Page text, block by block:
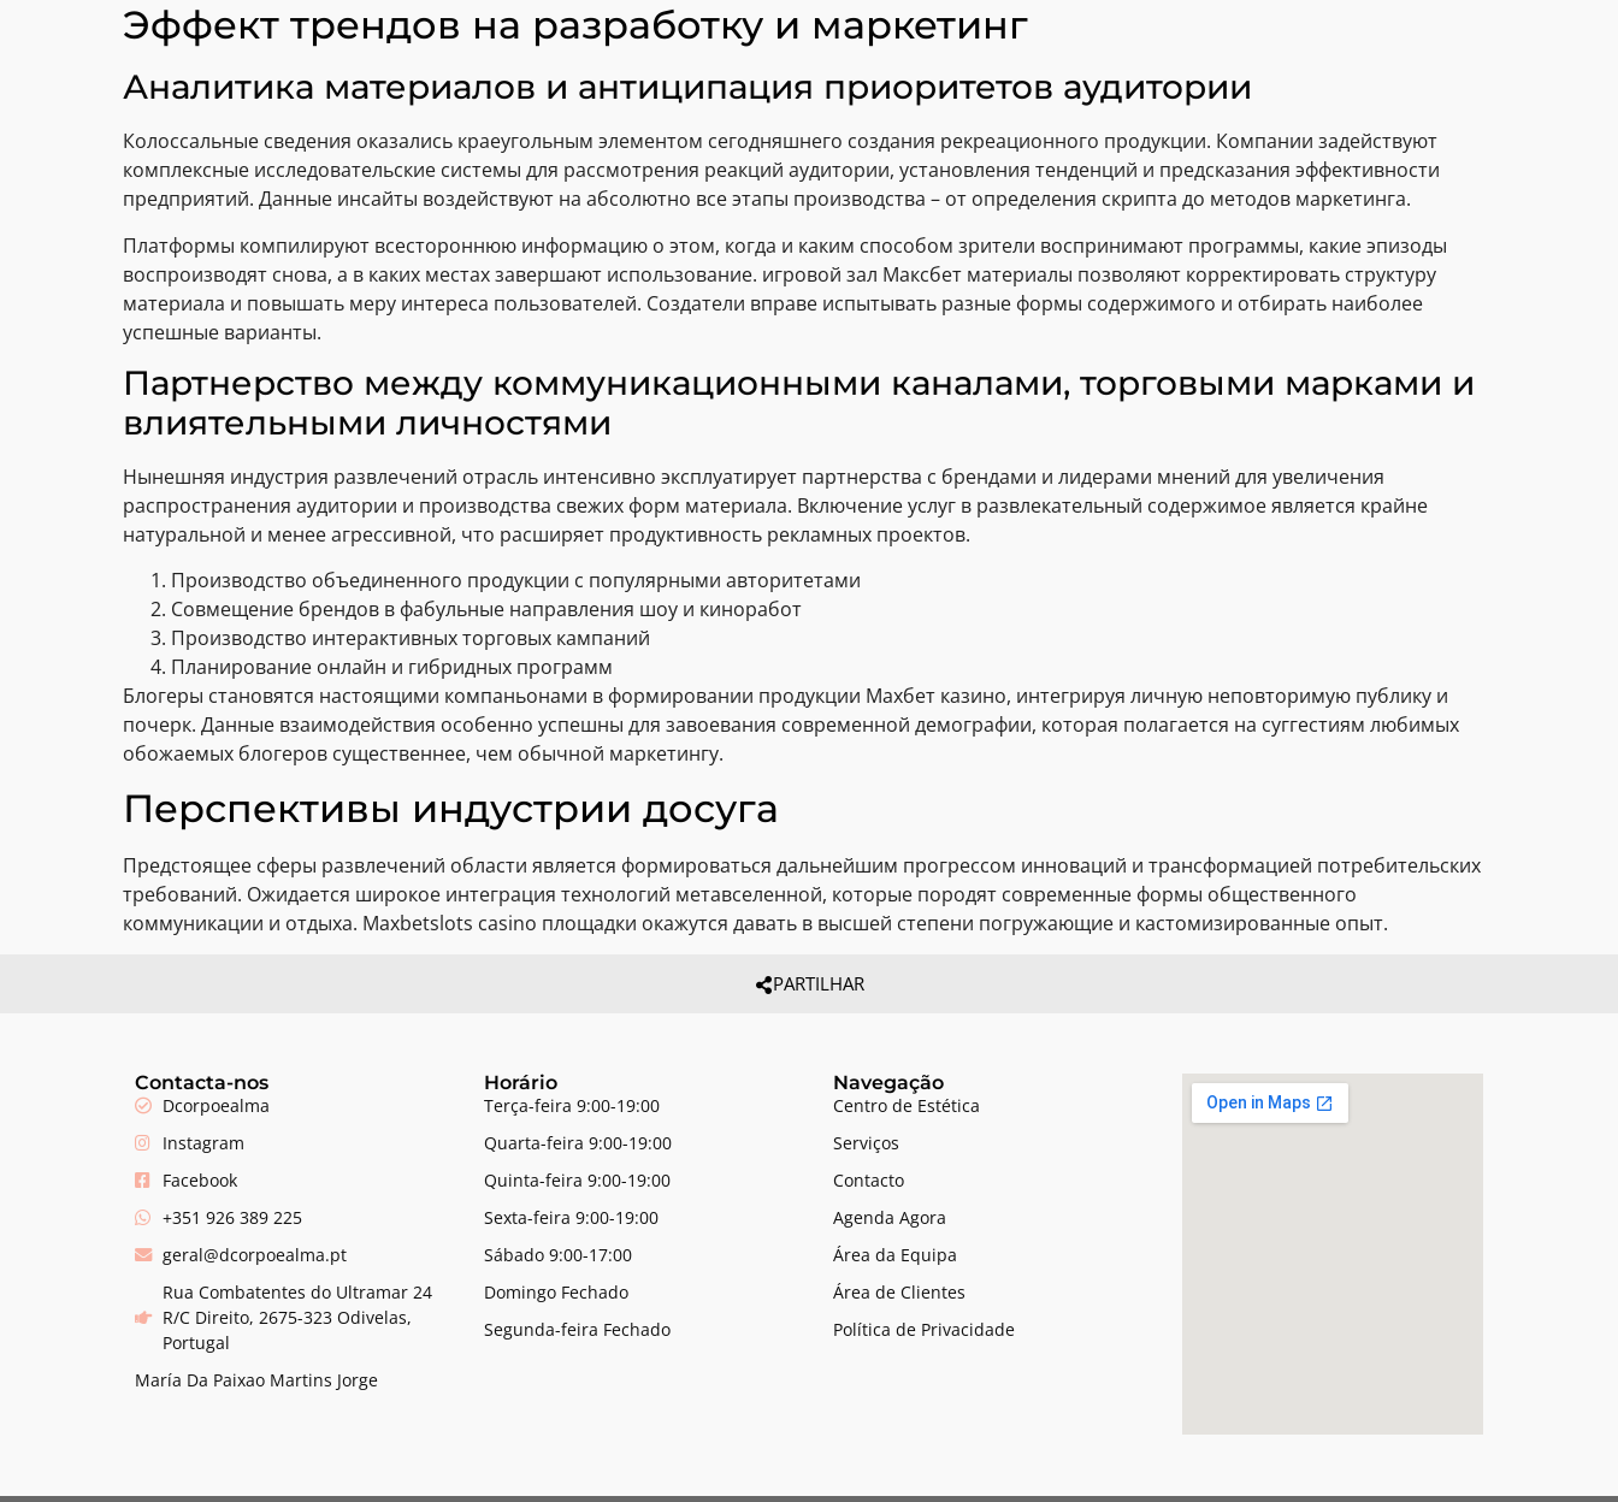
Эффект трендов на разработку и маркетинг
Аналитика материалов и антиципация приоритетов аудитории
Колоссальные сведения оказались краеугольным элементом сегодняшнего создания рекреационного продукции. Компании задействуют
комплексные исследовательские системы для рассмотрения реакций аудитории, установления тенденций и предсказания эффективности
предприятий. Данные инсайты воздействуют на абсолютно все этапы производства – от определения скрипта до методов маркетинга.
Платформы компилируют всестороннюю информацию о этом, когда и каким способом зрители воспринимают программы, какие эпизоды
воспроизводят снова, а в каких местах завершают использование. игровой зал Максбет материалы позволяют корректировать структуру
материала и повышать меру интереса пользователей. Создатели вправе испытывать разные формы содержимого и отбирать наиболее
успешные варианты.
Партнерство между коммуникационными каналами, торговыми марками и
влиятельными личностями
Нынешняя индустрия развлечений отрасль интенсивно эксплуатирует партнерства с брендами и лидерами мнений для увеличения
распространения аудитории и производства свежих форм материала. Включение услуг в развлекательный содержимое является крайне
натуральной и менее агрессивной, что расширяет продуктивность рекламных проектов.
Производство объединенного продукции с популярными авторитетами
Совмещение брендов в фабульные направления шоу и киноработ
Производство интерактивных торговых кампаний
Планирование онлайн и гибридных программ
Блогеры становятся настоящими компаньонами в формировании продукции Махбет казино, интегрируя личную неповторимую публику и
почерк. Данные взаимодействия особенно успешны для завоевания современной демографии, которая полагается на суггестиям любимых
обожаемых блогеров существеннее, чем обычной маркетингу.
Перспективы индустрии досуга
Предстоящее сферы развлечений области является формироваться дальнейшим прогрессом инноваций и трансформацией потребительских
требований. Ожидается широкое интеграция технологий метавселенной, которые породят современные формы общественного
коммуникации и отдыха. Maxbetslots casino площадки окажутся давать в высшей степени погружающие и кастомизированные опыт.
PARTILHAR
Contacta-nos
Dcorpoealma
Instagram
Facebook
+351 926 389 225
geral@dcorpoealma.pt
Rua Combatentes do Ultramar 24
R/C Direito, 2675-323 Odivelas,
Portugal
María Da Paixao Martins Jorge
Horário
Terça-feira 9:00-19:00
Quarta-feira 9:00-19:00
Quinta-feira 9:00-19:00
Sexta-feira 9:00-19:00
Sábado 9:00-17:00
Domingo Fechado
Segunda-feira Fechado
Navegação
Centro de Estética
Serviços
Contacto
Agenda Agora
Área da Equipa
Área de Clientes
Política de Privacidade